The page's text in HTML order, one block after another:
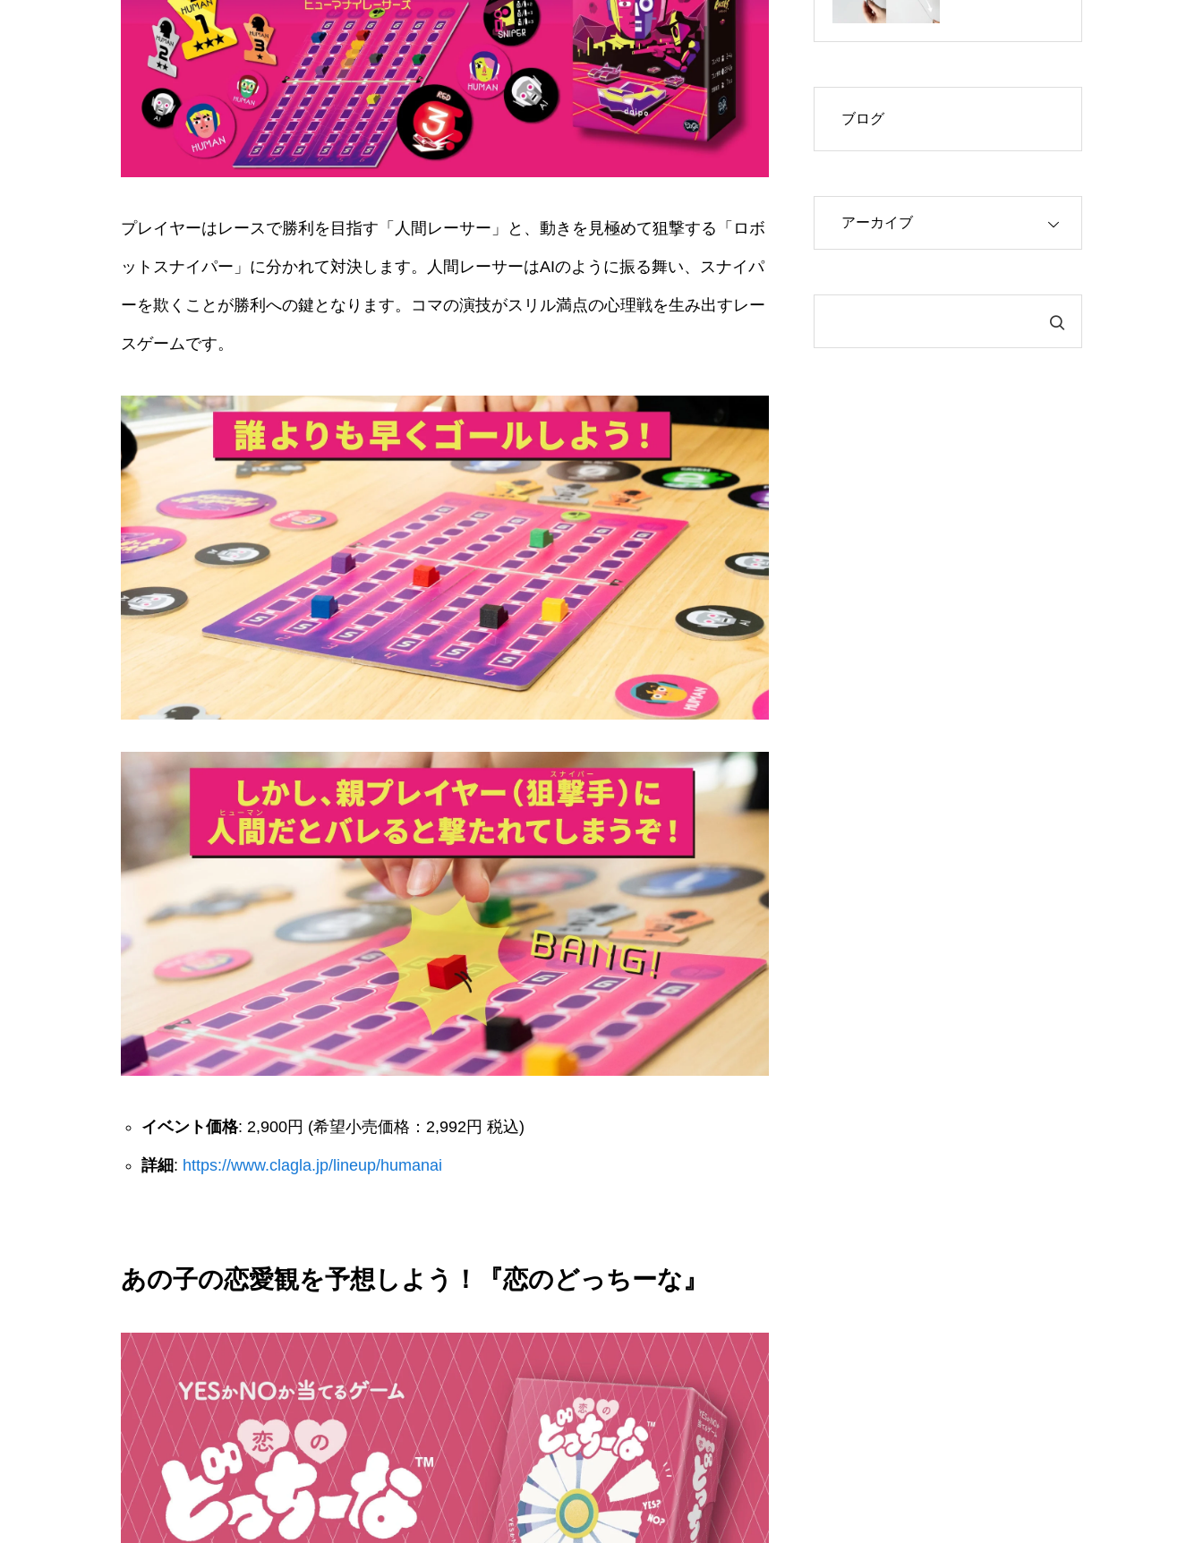
プレイヤーはレースで勝利を目指す「人間レーサー」と、動きを見極めて狙撃する「ロボ
ットスナイパー」に分かれて対決します。人間レーサーはAIのように振る舞い、スナイパ
ーを欺くことが勝利への鍵となります。コマの演技がスリル満点の心理戦を生み出すレー
スゲームです。
イベント価格: 2,900円 (希望小売価格：2,992円 税込)
詳細: https://www.clagla.jp/lineup/humanai
あの子の恋愛観を予想しよう！『恋のどっちーな』
ブログ